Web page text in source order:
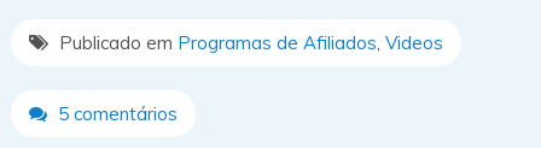
Publicado em Programas de Afiliados Videos
5 comentários